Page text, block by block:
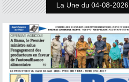
La Une du 04-08-2026